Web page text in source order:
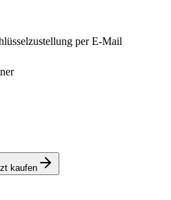
per E-Mail
kaufen